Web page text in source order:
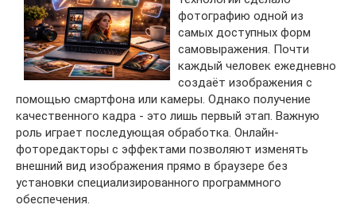
фотографию одной из
самых доступных форм
самовыражения. Почти
каждый человек ежедневно
создаёт изображения с
помощью смартфона или камеры. Однако получение
качественного кадра - это лишь первый этап. Важную
роль играет последующая обработка. Онлайн-
фоторедакторы с эффектами позволяют изменять
внешний вид изображения прямо в браузере без
установки специализированного программного
обеспечения.